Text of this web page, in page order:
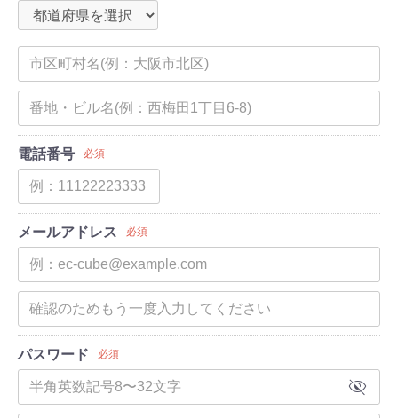
電話番号 必須
メールアドレス 必須
パスワード 必須
visibility_off